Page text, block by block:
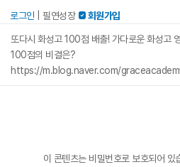
건너뛰기
로그인 필연성장  회원가입
또다시 화성고 100점 배출! 가다로운 화성고
100점의 비결은?
https://m.blog.naver.com/
이 콘텐츠는 비밀번호로 보호되어 있